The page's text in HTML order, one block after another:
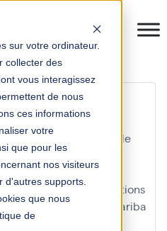
sur votre ordinateur.
collecter des
vous interagissez
de nous
ces informations
votre
que pour les
nos visiteurs
d'autres supports.
que nous
de
ag2rag2r la mondiale
AI analyses ad hoc
anthos APAapache
entrepriseapplications
formelarchitecture
ariba